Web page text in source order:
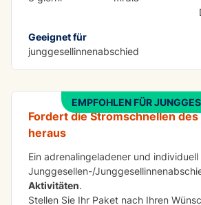
Geeignet für
junggesellinnenabschied
EMPFOHLEN FÜR
ADRENALIN
Crazy weekend
Fordert die Stromschnellen
heraus
Ein adrenalingeladener und
Junggesellen-/
Aktivitäten.
Stellen Sie Ihr Paket nach Ihren